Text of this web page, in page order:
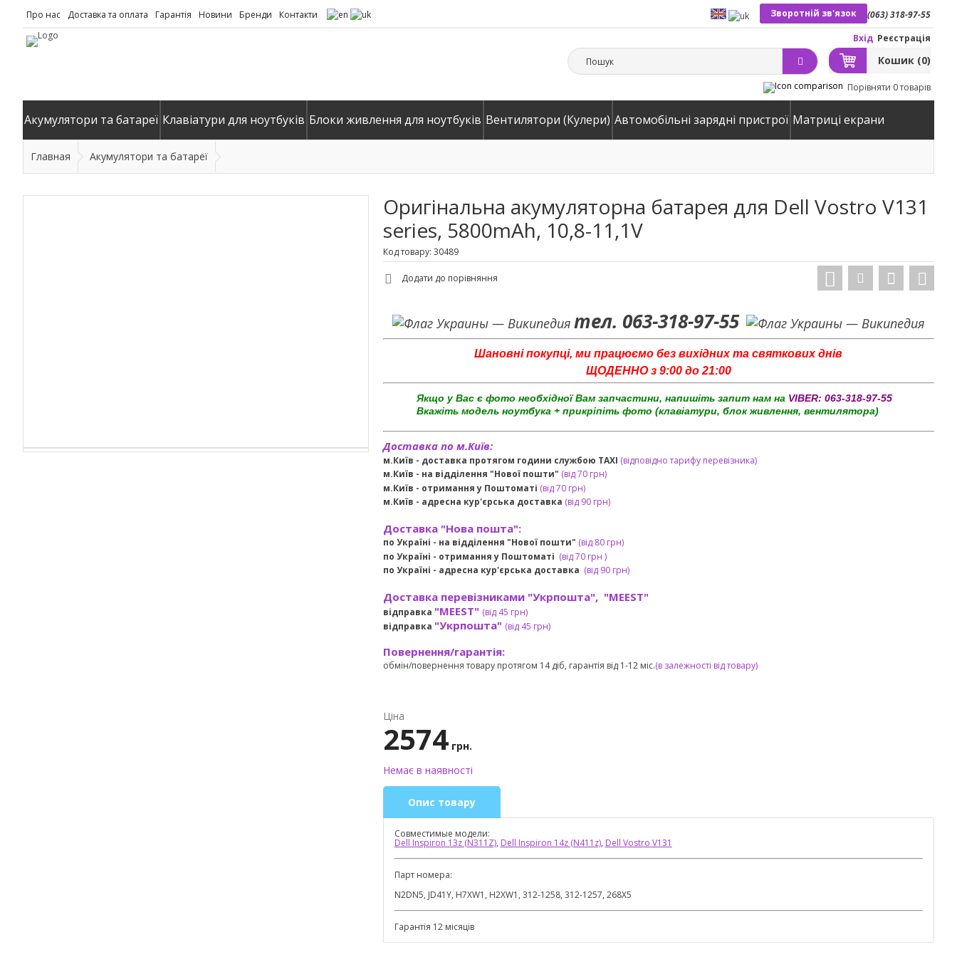
Про нас Доставка та оплата Гарантія Новини Бренди Контакти (063) 318-97-55
Зворотній зв'язок
Вхід Реєстрація
Кошик (0)
Порівняти 0 товарів
Акумулятори та батареї Клавіатури для ноутбуків Блоки живлення для ноутбуків Вентилятори (Кулери) Автомобільні зарядні пристрої Матриці екрани
Главная Акумулятори та батареї
Оригінальна акумуляторна батарея для Dell Vostro V131
series, 5800mAh, 10,8-11,1V
Код товару: 30489
Додати до порівняння
тел. 063-318-97-55
Шановні покупці, ми працюємо без вихідних та святкових днів
ЩОДЕННО з 9:00 до 21:00
Якщо у Вас є фото необхідної Вам запчастини, напишіть запит нам на VIBER: 063-318-97-55
Вкажіть модель ноутбука + прикріпіть фото (клавіатури, блок живлення, вентилятора)
Доставка по м.Київ:
м.Київ - доставка протягом години службою TAXI (відповідно тарифу перевізника)
м.Київ - на відділення "Нової пошти" (від 70 грн)
м.Київ - отримання у Поштоматі (від 70 грн)
м.Київ - адресна кур'єрська доставка (від90 грн)
Доставка "Нова пошта":
по Україні - на відділення "Нової пошти" (від 80 грн)
по Україні - отримання у Поштоматі (від 70 грн )
по Україні - адресна кур'єрська доставка (від90 грн)
Доставка перевізниками "Укрпошта", "MEEST"
відправка "MEEST" (від 45 грн)
відправка "Укрпошта" (від 45 грн)
Повернення/гарантія:
обмін/повернення товару протягом 14 діб, гарантія від 1-12 міс.(в залежності від товару)
Ціна
2574 грн.
Немає в наявності
Опис товару
Совместимые модели:
Dell Inspiron 13z (N311Z), Dell Inspiron 14z (N411z), Dell Vostro V131
Парт номера:
N2DN5, JD41Y, H7XW1, H2XW1, 312-1258, 312-1257, 268X5
Гарантія 12 місяців